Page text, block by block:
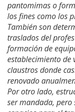
pantomimas o
los fines como los
También son
traslados del
formación de
establecimiento de
claustros donde
renovado
Por otro lado,
ser mandada, pero